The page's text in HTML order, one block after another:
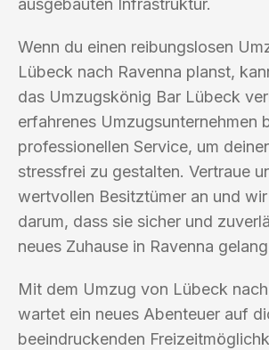
ausgebauten Infrastruktur.
Wenn du einen reibungslosen
Lübeck nach Ravenna planst,
das Umzugskönig Bar Lübeck
erfahrenes Umzugsunternehmen
professionellen Service, um
stressfrei zu gestalten. Vertraue
wertvollen Besitztümer an und
darum, dass sie sicher und
neues Zuhause in Ravenna
Mit dem Umzug von Lübeck
wartet ein neues Abenteuer auf
beeindruckenden